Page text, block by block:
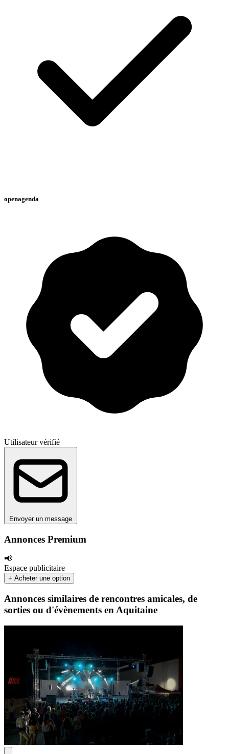
Annonces Premium
📢
Espace publicitaire
+ Acheter une option
openagenda
Utilisateur vérifié
Envoyer un message
Annonces similaires de rencontres amicales, de
sorties ou d'évènements en Aquitaine